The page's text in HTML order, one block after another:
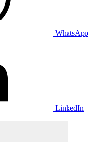
WhatsApp
LinkedIn